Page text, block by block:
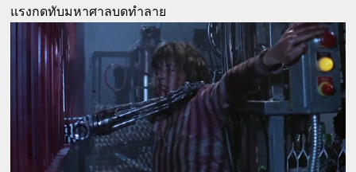
แรงกดทับมหาศาลบดทำลาย